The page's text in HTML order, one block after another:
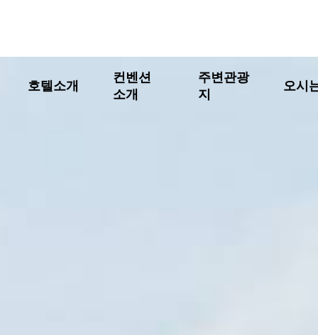
호텔소개
컨벤션
소개
주변관광
지
오시